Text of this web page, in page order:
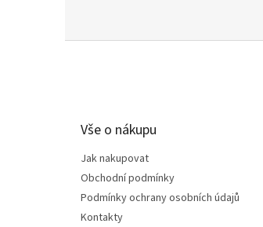
Vše o nákupu
Jak nakupovat
Obchodní podmínky
Podmínky ochrany osobních údajů
Kontakty